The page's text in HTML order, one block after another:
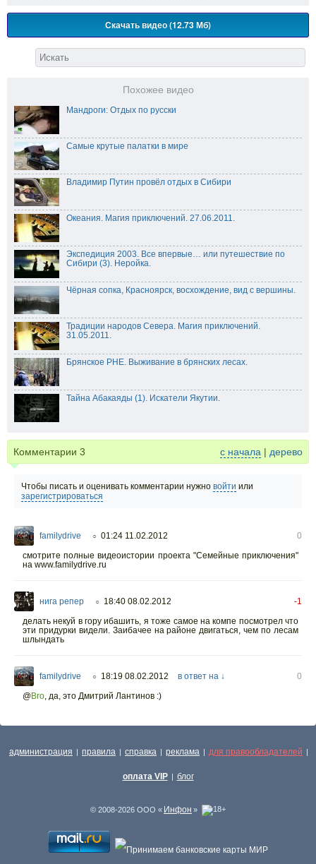
Скачать видео (12.73 Мб)
Похожее видео
Мандроги: Отдых по русски
Самые крутые палатки в мире
Владимир Путин провёл отдых в Сибири
Океания. Магия приключений. 27.06.2011.
Экспедиция 2003. Все впервые… или путешествие по
Сибири (3). Неройка.
Чёрная сопка, Красноярск, восхождение, вид с вершины.
Традиции народов Севера. Магия приключений.
31.05.2011.
Брянское РНЕ. Выживание в брянских лесах.
Тайна Абакаяды (1). Искатели Якутии.
Комментарии 3 с начала | дерево
Чтобы писать и оценивать комментарии нужно войти или
зарегистрироваться
familydrive ○ 01:24 11.02.2012
0
смотрите полные видеоистории проекта "Семейные приключения"
на www.familydrive.ru
нига репер ○ 18:40 08.02.2012
-1
делать некуй в гору ибашить, я тоже самое на компе посмотрел что
эти придурки видели. Заибачее на районе двигаться, чем по лесам
шлындать
familydrive ○ 18:19 08.02.2012 в ответ на ↓
0
@Bro, да, это Дмитрий Лантинов :)
администрация | правила | справка | реклама | для правообладателей |
оплата VIP | блог
© 2008-2026 ООО « Инфон »